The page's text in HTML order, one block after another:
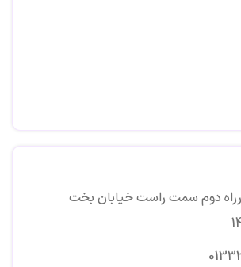
خیابان 78 چهارراه دوم سمت راست خیابان بخت